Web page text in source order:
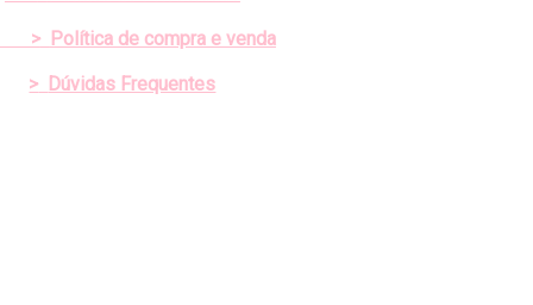
Política de compra e venda
>
Dúvidas Frequentes